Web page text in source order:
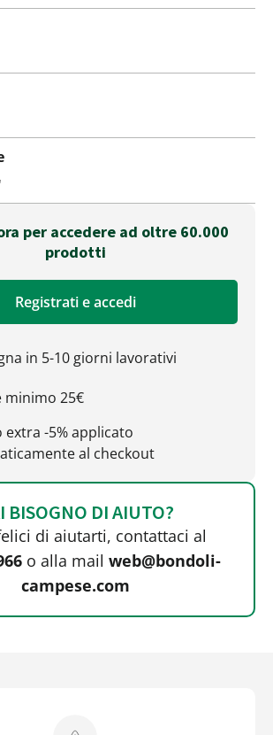
per accedere ad oltre 60.000
prodotti
Registrati e accedi
in 5-10 giorni lavorativi
minimo 25€
extra -5% applicato
al checkout
BISOGNO DI AIUTO?
di aiutarti, contattaci al
o alla mail web@bondoli-
campese.com